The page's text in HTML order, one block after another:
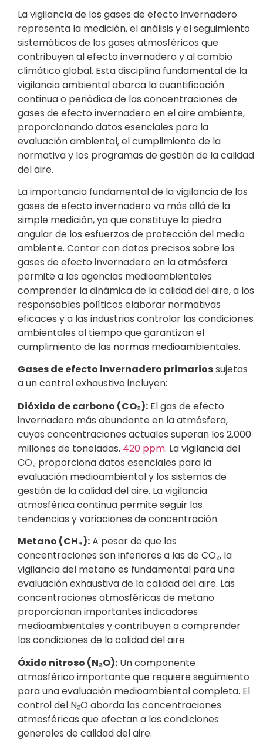
La vigilancia de los gases de efecto invernadero
representa la medición, el análisis y el seguimiento
sistemáticos de los gases atmosféricos que
contribuyen al efecto invernadero y al cambio
climático global. Esta disciplina fundamental de la
vigilancia ambiental abarca la cuantificación
continua o periódica de las concentraciones de
gases de efecto invernadero en el aire ambiente,
proporcionando datos esenciales para la
evaluación ambiental, el cumplimiento de la
normativa y los programas de gestión de la calidad
del aire.
La importancia fundamental de la vigilancia de los
gases de efecto invernadero va más allá de la
simple medición, ya que constituye la piedra
angular de los esfuerzos de protección del medio
ambiente. Contar con datos precisos sobre los
gases de efecto invernadero en la atmósfera
permite a las agencias medioambientales
comprender la dinámica de la calidad del aire, a los
responsables políticos elaborar normativas
eficaces y a las industrias controlar las condiciones
ambientales al tiempo que garantizan el
cumplimiento de las normas medioambientales.
Gases de efecto invernadero primariossujetas
a un control exhaustivo incluyen:
Dióxido de carbono (CO₂): El gas de efecto
invernadero más abundante en la atmósfera,
cuyas concentraciones actuales superan los 2.000
millones de toneladas. 420 ppm. La vigilancia del
CO₂ proporciona datos esenciales para la
evaluación medioambiental y los sistemas de
gestión de la calidad del aire. La vigilancia
atmosférica continua permite seguir las
tendencias y variaciones de concentración.
Metano (CH₄):A pesar de que las
concentraciones son inferiores a las de CO₂, la
vigilancia del metano es fundamental para una
evaluación exhaustiva de la calidad del aire. Las
concentraciones atmosféricas de metano
proporcionan importantes indicadores
medioambientales y contribuyen a comprender
las condiciones de la calidad del aire.
Óxido nitroso (N₂O): Un componente
atmosférico importante que requiere seguimiento
para una evaluación medioambiental completa. El
control del N₂O aborda las concentraciones
atmosféricas que afectan a las condiciones
generales de calidad del aire.